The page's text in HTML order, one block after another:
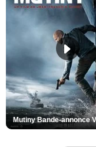
Mutiny Bande-annonce